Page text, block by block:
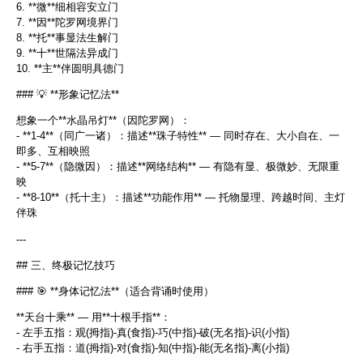
6. **微**细相容安立门
7. **因**陀罗网境界门
8. **托**事显法生解门
9. **十**世隔法异成门
10. **主**伴圆明具德门
### 💡 **形象记忆法**
想象一个**水晶吊灯**（因陀罗网）：
- **1-4**（同广一诸）：描述**珠子特性** — 同时存在、大小自在、一
即多、互相映照
- **5-7**（隐微因）：描述**网络结构** — 有隐有显、极微妙、无限重
映
- **8-10**（托十主）：描述**功能作用** — 托物显理、跨越时间、主灯
伴珠
---
## 三、终极记忆技巧
### 🎯 **身体记忆法**（适合背诵时使用）
**天台十乘** — 用**十根手指**：
- 左手五指：观(拇指)-真(食指)-巧(中指)-破(无名指)-识(小指)
- 右手五指：道(拇指)-对(食指)-知(中指)-能(无名指)-离(小指)